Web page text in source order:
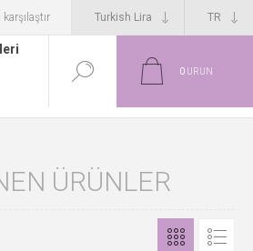
0 ÜRÜN
ÜRÜNLER